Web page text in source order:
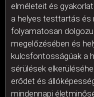
elméleteit és
a helyes testtartás és
folyamatosan
megelőzésében és
kulcsfontosságúak a
sérülések
erődet és
mindennapi